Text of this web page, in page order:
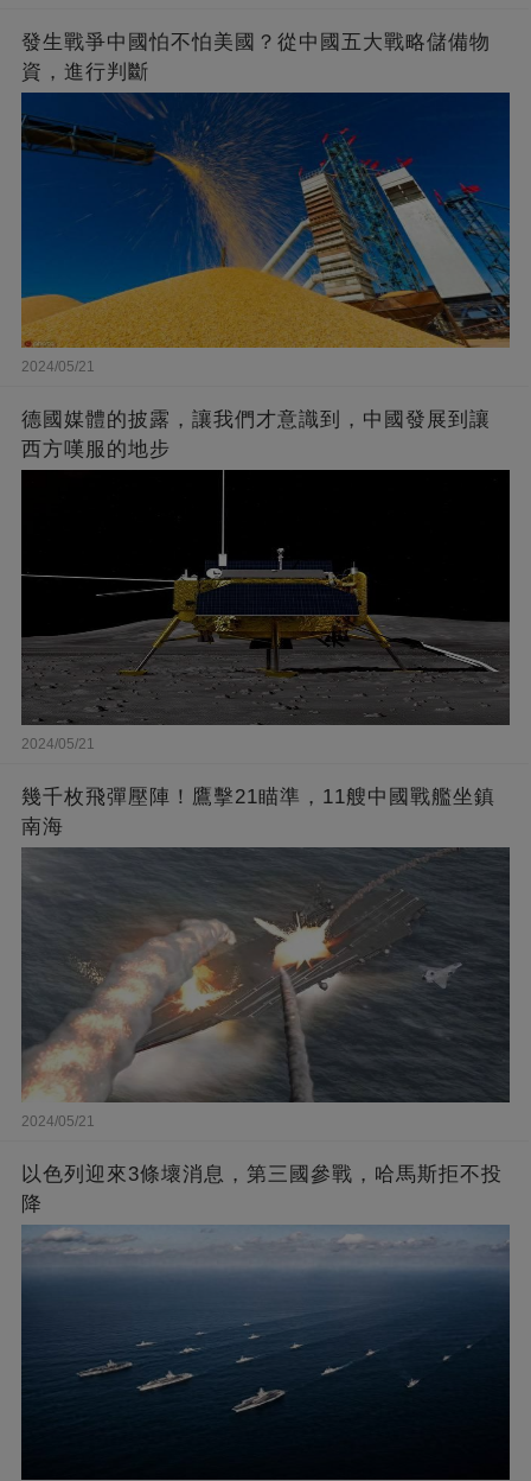
發生戰爭中國怕不怕美國？從中國五大戰略儲備物
資，進行判斷
2024/05/21
德國媒體的披露，讓我們才意識到，中國發展到讓
西方嘆服的地步
2024/05/21
幾千枚飛彈壓陣！鷹擊21瞄準，11艘中國戰艦坐鎮
南海
2024/05/21
以色列迎來3條壞消息，第三國參戰，哈馬斯拒不投
降